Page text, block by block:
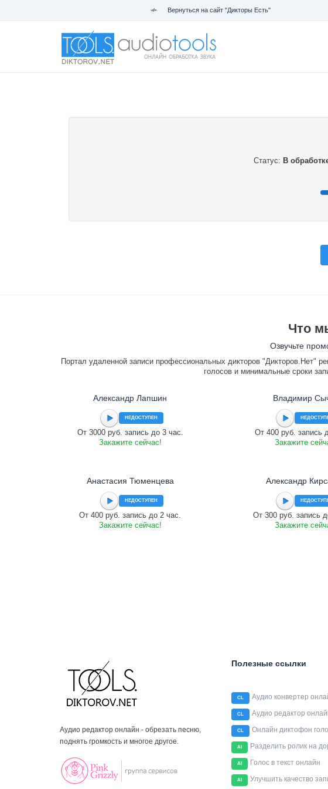
Вернуться на сайт "Дикторы Есть"
Статус: В
Что
Озвучьте
Портал удаленной записи профессиональных дикторов "Дикторов.Нет"
голосов и минимальные сроки
Александр Лапшин
НЕДОСТУПЕН
От 3000 руб. запись до 3 час.
Закажите сейчас!
Владимир
От 400 руб. запись
Закажите
Анастасия Тюменцева
НЕДОСТУПЕН
От 400 руб. запись до 2 час.
Закажите сейчас!
Александр
От 300 руб. запись
Закажите
Аудио редактор онлайн - обрезать песню,
поднять громкость и многое другое.
Полезные ссылки
CL Аудио конвертер
CL Аудио редактор
CL Онлайн диктофон
AI Разделить ролик на
AI Голос в текст онлайн
AI Улучшить качество